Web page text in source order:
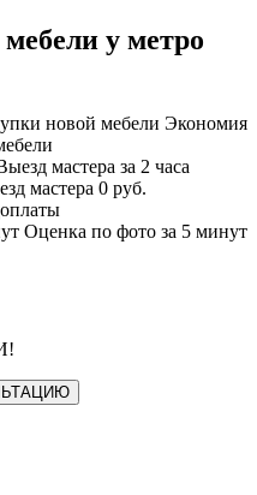
у метро
Экономия
мастера за 2 часа
мастера 0 руб.
Оценка по фото за 5 минут